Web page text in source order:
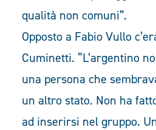
qualità non comuni”.
Opposto a Fabio Vullo
Cuminetti. “L’argentino
una persona che
un altro stato. Non ha
ad inserirsi nel gruppo.